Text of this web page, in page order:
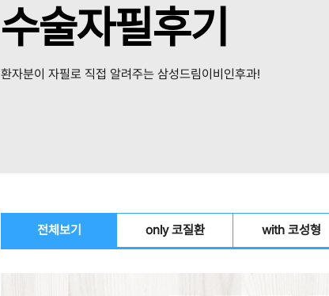
수술자필후기
환자분이 자필로 직접 알려주는 삼성드림이비인후과!
전체보기 only 코질환 with 코성형